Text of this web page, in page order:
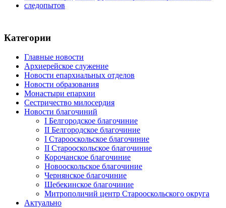
Категории
Главные новости
Архиерейское служение
Новости епархиальных отделов
Новости образования
Монастыри епархии
Сестричество милосердия
Новости благочиний
I Белгородское благочиние
II Белгородское благочиние
I Старооскольское благочиние
II Старооскольское благочиние
Корочанское благочиние
Новооскольское благочиние
Чернянское благочиние
Шебекинское благочиние
Митрополичий центр Старооскольского округа
Актуально